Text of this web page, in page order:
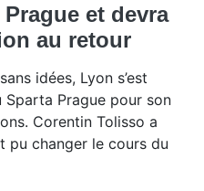
Prague et devra
au retour
idées, Lyon s’est
Sparta Prague pour son
Corentin Tolisso a
pu changer le cours du